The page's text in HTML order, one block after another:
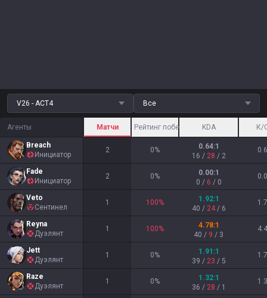
V26 - ACT4 Все
Агенты Матчи Рейтинг побед KDA К/
Breach
Инициатор
2 0% 0.64:1
16 / 28 / 2
0.6
Fade
Инициатор
2 0% 0.00:1
0 / 6 / 0
0.0
Veto
Сентинел
1 100% 1.92:1
40 / 24/ 6
1.7
Reyna
Дуэлянт
1 100% 4.78:1
40 / 9 / 3
4.4
Jett
Дуэлянт
1 0% 1.91 :1
39 / 23 / 5
1.7
Raze
Дуэлянт
1 0% 1.32:1
36 / 28 / 1
1.3